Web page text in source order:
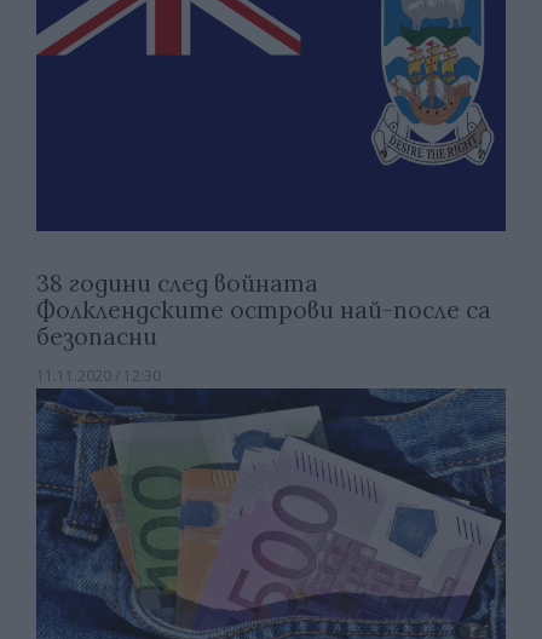
38 години след войната
Фолклендските острови най-после са
безопасни
11.11.2020 / 12:30